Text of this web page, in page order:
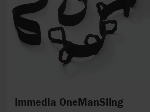
Immedia OneManSling